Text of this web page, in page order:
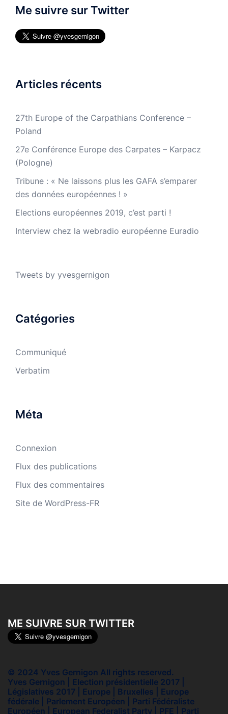
Me suivre sur Twitter
Articles récents
27th Europe of the Carpathians Conference –
Poland
27e Conférence Europe des Carpates – Karpacz
(Pologne)
Tribune : « Ne laissons plus les GAFA s’emparer
des données européennes ! »
Elections européennes 2019, c’est parti !
Interview chez la webradio européenne Euradio
Tweets by yvesgernigon
Catégories
Communiqué
Verbatim
Méta
Connexion
Flux des publications
Flux des commentaires
Site de WordPress-FR
ME SUIVRE SUR TWITTER
© 2024 Yves Gernigon All rights reserved.
Yves Gernigon | Election présidentielle 2017 |
Législatives 2017 | Europe | Bruxelles | Europe
fédérale | Parlement Européen | Parti Fédéraliste
Européen | European Federalist Party | PFE | Parti